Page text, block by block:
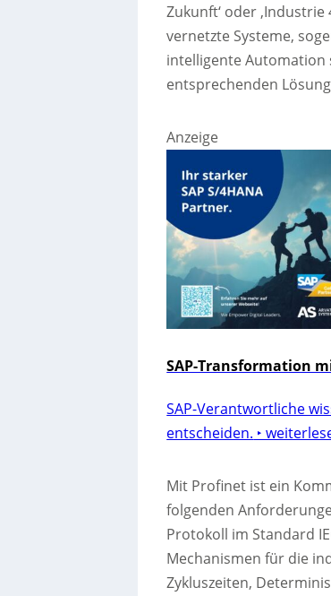
Zukunft‘ oder
vernetzte Systeme,
intelligente Automation
entsprechenden
Anzeige
SAP-Transformation
SAP-Verantwortliche
entscheiden. ‣
Mit Profinet ist ein
folgenden
Protokoll im Standard
Mechanismen für die
Zykluszeiten,